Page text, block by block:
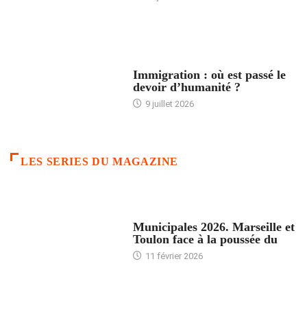
Immigration : où est passé le
devoir d’humanité ?
9 juillet 2026
LES SERIES DU MAGAZINE
Municipales 2026. Marseille et
Toulon face à la poussée du
11 février 2026